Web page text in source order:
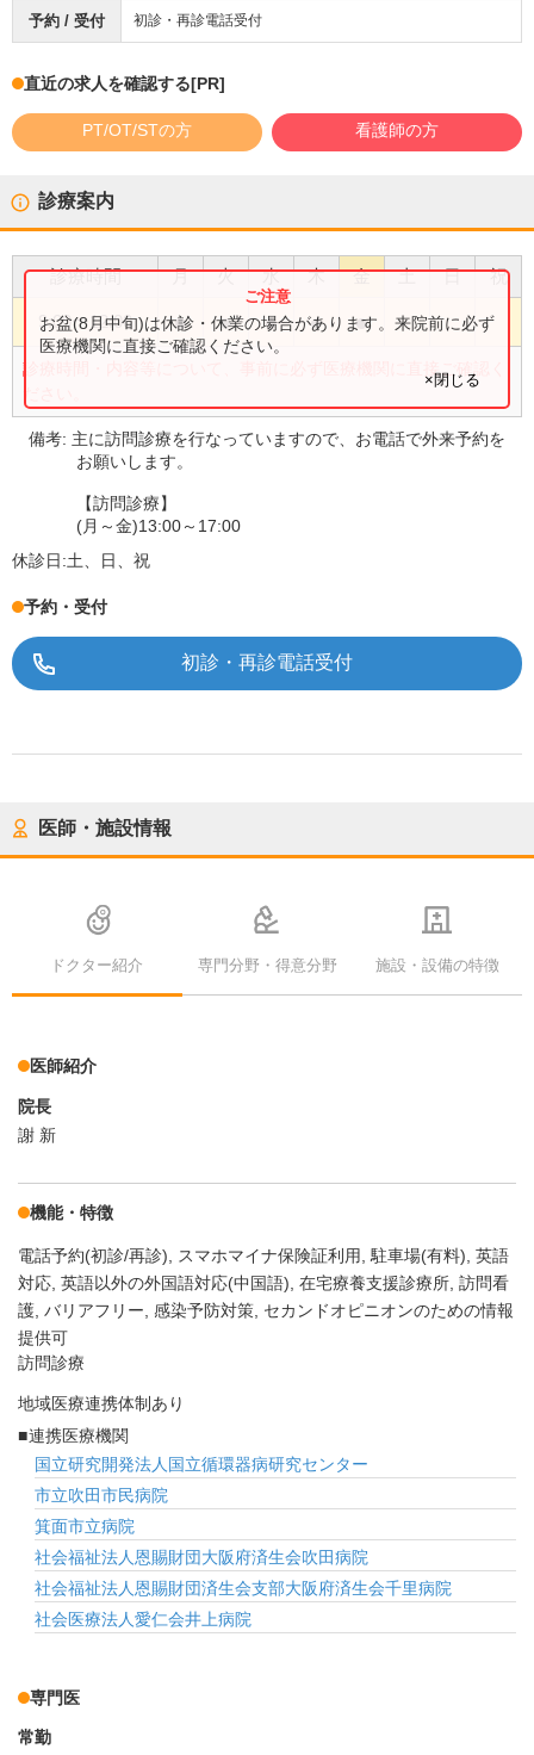
予約 / 受付 初診・再診電話受付
直近の求人を確認する[PR]
PT/OT/STの方 看護師の方
診療案内
診療時間 月 火 水 木 金 土 日 祝
9:00〜 12:00 ● ● ● ● ●
診療時間・内容等について、事前に必ず医療機関に直接ご確認く
お盆(8月中旬)は休診・休業の場合があります。来院前に必ず
医療機関に直接ご確認ください。
×閉じる
備考: 主に訪問診療を行なっていますので、お電話で外来予約を
お願いします。
【訪問診療】
(月～金)13:00～17:00
休診日:土、日、祝
予約・受付
初診・再診電話受付
医師・施設情報
ドクター紹介 専門分野・得意分野 施設・設備の特徴
医師紹介
院長
謝 新
機能・特徴
電話予約(初診/再診) スマホマイナ保険証利用 駐車場(有料) 英語
対応 英語以外の外国語対応(中国語) 在宅療養支援診療所 訪問看
護 バリアフリー 感染予防対策 セカンドオピニオンのための情報
提供可
訪問診療
地域医療連携体制あり
連携医療機関
国立研究開発法人国立循環器病研究センター
市立吹田市民病院
箕面市立病院
社会福祉法人恩賜財団大阪府済生会吹田病院
社会福祉法人恩賜財団済生会支部大阪府済生会千里病院
社会医療法人愛仁会井上病院
専門医
常勤